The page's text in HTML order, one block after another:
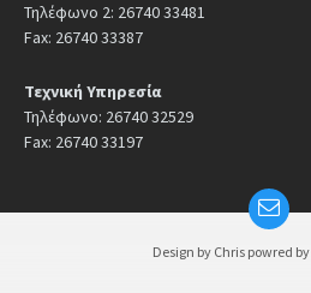
Τηλέφωνο 2: 26740 33481
Fax: 26740 33387
Τεχνική Υπηρεσία
Τηλέφωνο: 26740 32529
Fax: 26740 33197
Design by Chris powred by